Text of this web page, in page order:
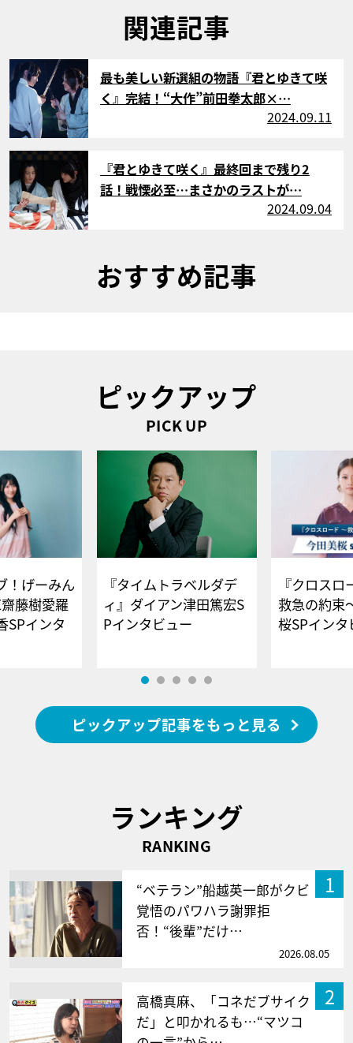
関連記事
サムネイル
最も美しい新選組の物語『君とゆきて咲
く』完結！“大作”前田拳太郎×…
2024.09.11
『君とゆきて咲く』最終回まで残り2
話！戦慄必至…まさかのラストが…
2024.09.04
おすすめ記事
ピックアップ
PICK UP
！げーみん
藤樹愛羅
SPインタ
『タイムトラベルダデ
ィ』ダイアン津田篤宏S
Pインタビュー
『クロス
救急の約束
桜SPイ
ピックアップ記事をもっと見る
ランキング
RANKING
1
“ベテラン”船越英一郎がクビ
覚悟のパワハラ謝罪拒
否！“後輩”だけ…
2026.08.05
2
高橋真麻、「コネだブサイク
だ」と叩かれるも…“マツコ